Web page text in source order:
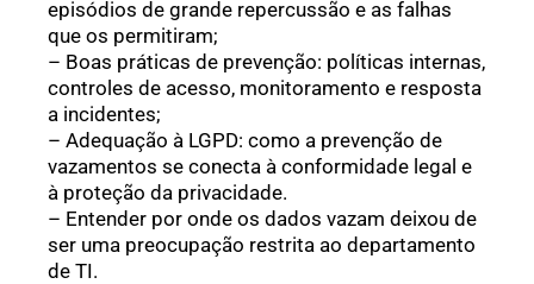
episódios de grande repercussão e as falhas
que os permitiram;
– Boas práticas de prevenção: políticas internas,
controles de acesso, monitoramento e resposta
a incidentes;
– Adequação à LGPD: como a prevenção de
vazamentos se conecta à conformidade legal e
à proteção da privacidade.
– Entender por onde os dados vazam deixou de
ser uma preocupação restrita ao departamento
de TI.